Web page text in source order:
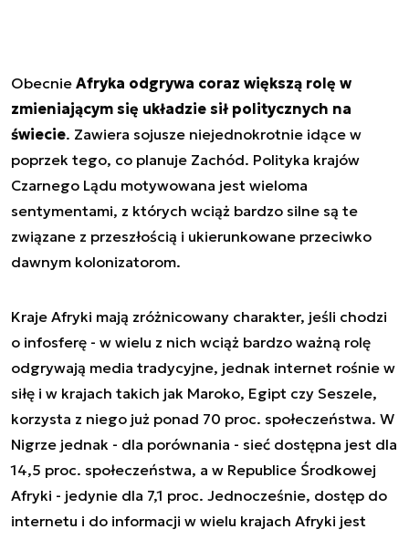
Obecnie Afryka odgrywa coraz większą rolę w
zmieniającym się układzie sił politycznych na
świecie. Zawiera sojusze niejednokrotnie idące w
poprzek tego, co planuje Zachód. Polityka krajów
Czarnego Lądu motywowana jest wieloma
sentymentami, z których wciąż bardzo silne są te
związane z przeszłością i ukierunkowane przeciwko
dawnym kolonizatorom.
Kraje Afryki mają zróżnicowany charakter, jeśli chodzi
o infosferę - w wielu z nich wciąż bardzo ważną rolę
odgrywają media tradycyjne, jednak internet rośnie w
siłę i w krajach takich jak Maroko, Egipt czy Seszele,
korzysta z niego już ponad 70 proc. społeczeństwa. W
Nigrze jednak - dla porównania - sieć dostępna jest dla
14,5 proc. społeczeństwa, a w Republice Środkowej
Afryki - jedynie dla 7,1 proc. Jednocześnie, dostęp do
internetu i do informacji w wielu krajach Afryki jest